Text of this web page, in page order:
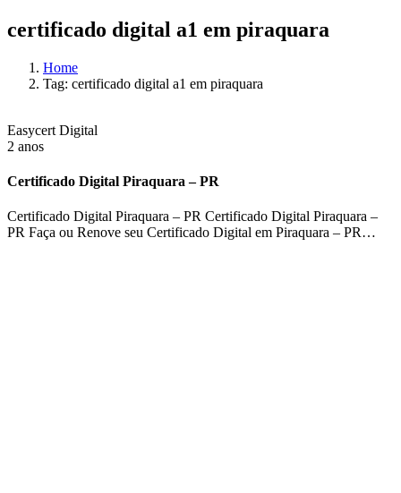
certificado digital a1 em piraquara
Home
Tag: certificado digital a1 em piraquara
Easycert Digital
2 anos
Certificado Digital Piraquara – PR
Certificado Digital Piraquara – PR Certificado Digital Piraquara –
PR Faça ou Renove seu Certificado Digital em Piraquara – PR…